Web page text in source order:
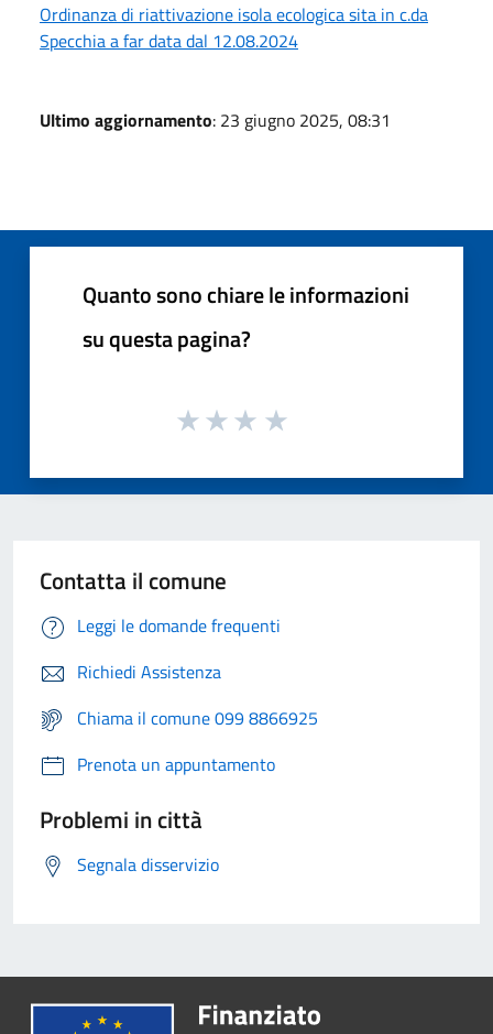
Ordinanza di riattivazione isola ecologica sita in c.da
Specchia a far data dal 12.08.2024
Ultimo aggiornamento: 23 giugno 2025, 08:31
Quanto sono chiare le informazioni
su questa pagina?
Contatta il comune
Leggi le domande frequenti
Richiedi Assistenza
Chiama il comune 099 8866925
Prenota un appuntamento
Problemi in città
Segnala disservizio